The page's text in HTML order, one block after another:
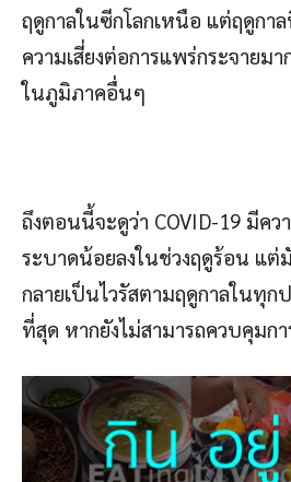
ฤดูกาลในซีกโลกเหนือ แต่ฤดูกา
ความเสี่ยงต่อการแพร่กระจายม
ในภูมิภาคอื่นๆ
ถึงตอนนี้จะดูว่า COVID-19 มีคว
ระบาดน้อยลงในช่วงฤดูร้อน แต่
กลายเป็นไวรัสตามฤดูกาลในทุก
ที่สุด หากยังไม่สามารถควบคุมก